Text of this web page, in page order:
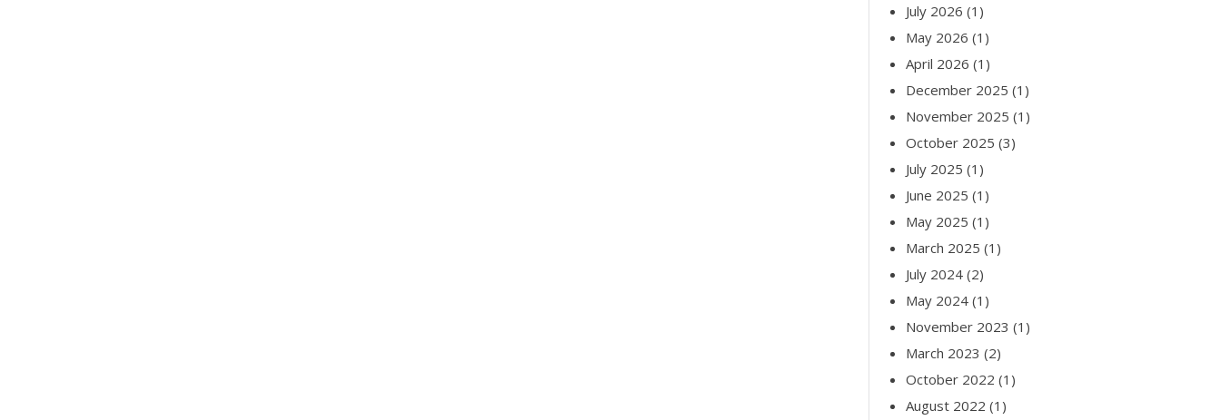
July 2026 (1)
May 2026 (1)
April 2026 (1)
December 2025 (1)
November 2025 (1)
October 2025 (3)
July 2025 (1)
June 2025 (1)
May 2025 (1)
March 2025 (1)
July 2024 (2)
May 2024 (1)
November 2023 (1)
March 2023 (2)
October 2022 (1)
August 2022 (1)